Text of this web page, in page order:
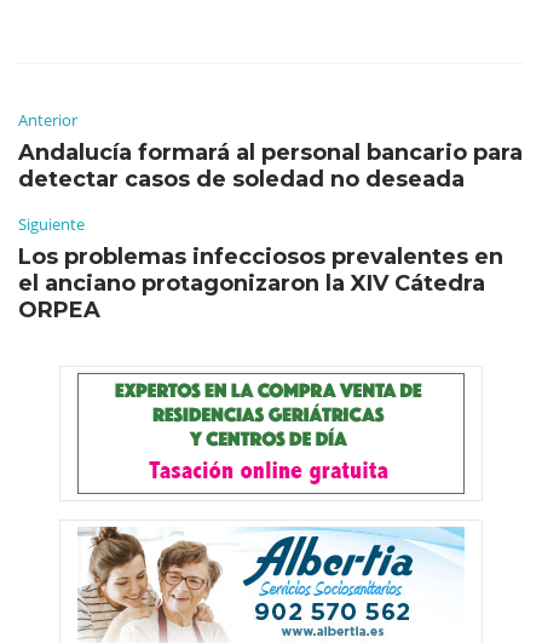
Anterior
Andalucía formará al personal bancario para
detectar casos de soledad no deseada
Siguiente
Los problemas infecciosos prevalentes en
el anciano protagonizaron la XIV Cátedra
ORPEA